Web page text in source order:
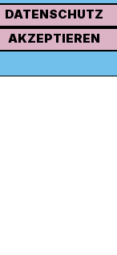
DATENSCHUTZ
AKZEPTIEREN